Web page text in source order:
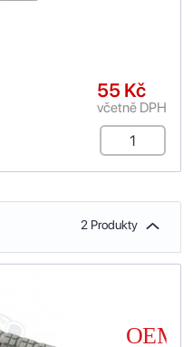
55 Kč
včetně DPH
2 Produkty